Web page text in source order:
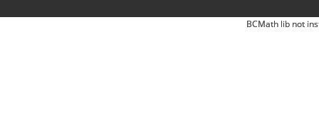
BCMath lib not